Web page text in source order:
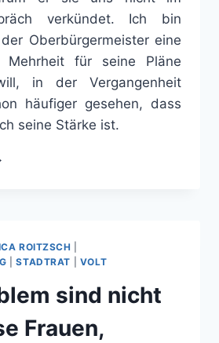
verkündet. Ich bin
Oberbürgermeister eine
Mehrheit für seine Pläne
in der Vergangenheit
häufiger gesehen, dass
seine Stärke ist.
ROITZSCH
|STADTRAT VOLT
sind nicht
Frauen,